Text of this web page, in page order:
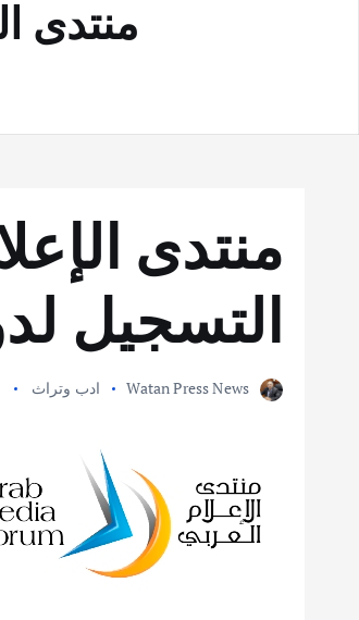
منتدى
منتدى
التسجيل
Watan Press News ادب وتراث